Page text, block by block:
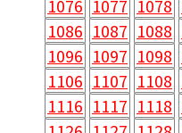
1076 1077 1078
1086 1087 1088
1096 1097 1098
1106 1107 1108
1116 1117 1118